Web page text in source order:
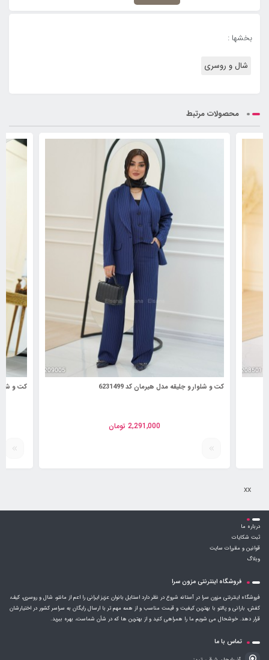
بخشها :
شال و روسری
محصولات مرتبط
کت و شلوار و جلیقه مدل هیرمان کد 6231499
2,291,000 تومان
کت و شلوار
xx
درباره ما
ثبت شکایات
قوانین و مقررات سایت
وبلاگ
فروشگاه اینترنتی مزون سرا
فروشگاه اینترنتی مزون سرا در آستانه شروع در نظر دارد استایل بانوان عزیز ایرانی را اعم از مانتو، شال و روسری، کیف،
کفش، بارانی و پالتو با بهترین کیفیت و قیمت مناسب و از همه مهم تر با ارسال رایگان به سراسر کشور در اختیارشان
قرار دهد. خوشحال می شویم ما را همراهی کنید و از بهترین ها که در شأن شماست، بهره ببرید.
تماس با ما